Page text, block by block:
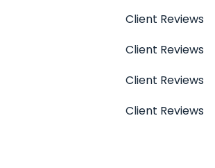
Client Reviews
Client Reviews
Client Reviews
Client Reviews